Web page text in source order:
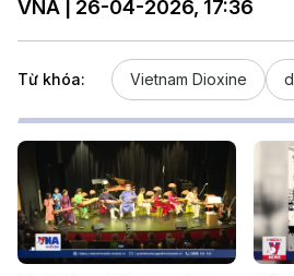
VNA | 26-04-2026, 17:36
Từ khóa: Vietnam Dioxine